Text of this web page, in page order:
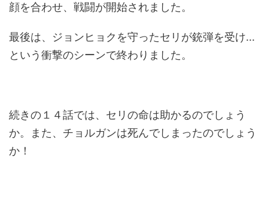
顔を合わせ、戦闘が開始されました。
最後は、ジョンヒョクを守ったセリが銃弾を受け...
という衝撃のシーンで終わりました。
続きの１４話では、セリの命は助かるのでしょう
か。また、チョルガンは死んでしまったのでしょう
か！